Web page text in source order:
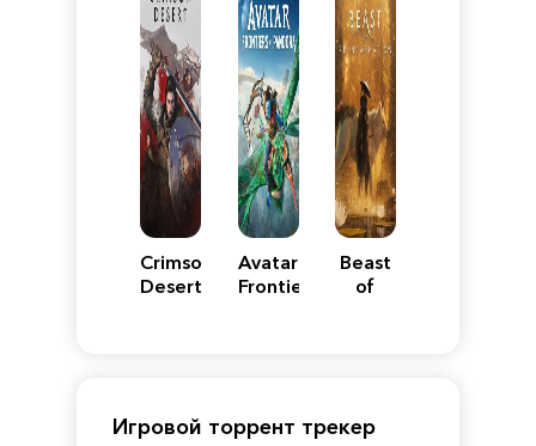
Crimson
Desert
Avatar:
Frontiers
Beast
of
Игровой торрент трекер